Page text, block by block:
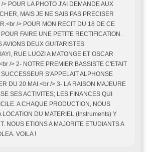
POUR LA PHOTO J'AI DEMANDE AUX
MAIS JE NE SAIS PAS PRECISER
/> POUR MON RECIT DU 18 DE CE
FAIRE UNE PETITE RECTIFICATION.
DEUX GUITARISTES
RUE LUOZI A MATONGE ET OSCAR
/> 2- NOTRE PREMIER BASSISTE C'ETAIT
S'APPELAIT ALPHONSE
DU 20 MAI.<br /> 3- LA RAISON MAJEURE
SES ACTIVITES; LES FINANCES QUI
A CHAQUE PRODUCTION, NOUS
DU MATERIEL (Instruments) Y
NOUS ETIONS A MAJORITE ETUDIANTS A
VOILA !